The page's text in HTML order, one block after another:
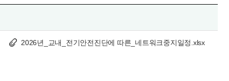
2026년_교내_전기안전진단에 따른_네트워크중지일정.xlsx